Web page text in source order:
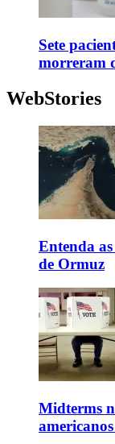
Sete
morreram
WebStories
Entenda
de Ormuz
Midterms